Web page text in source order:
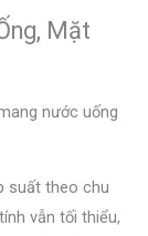
Mặt
nước uống
suất theo chu
vẫn tối thiểu,